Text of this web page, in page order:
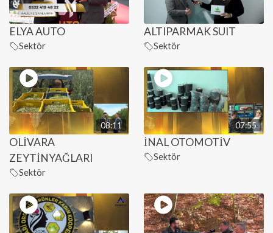
ELYA AUTO
Sektör
ALTIPARMAK SUIT
Sektör
08:11
OLİVARA
ZEYTİNYAĞLARI
Sektör
07:55
İNAL OTOMOTİV
Sektör